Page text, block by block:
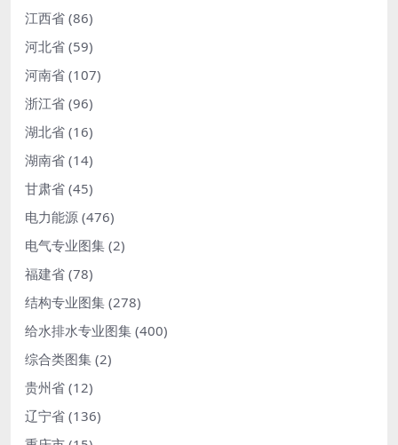
江西省 (86)
河北省 (59)
河南省 (107)
浙江省 (96)
湖北省 (16)
湖南省 (14)
甘肃省 (45)
电力能源 (476)
电气专业图集 (2)
福建省 (78)
结构专业图集 (278)
给水排水专业图集 (400)
综合类图集 (2)
贵州省 (12)
辽宁省 (136)